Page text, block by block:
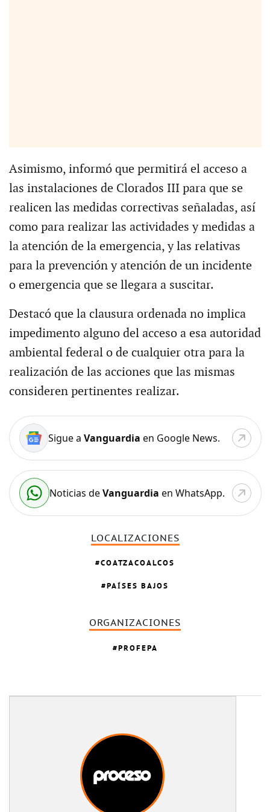
Asimismo, informó que permitirá el acceso a
las instalaciones de Clorados III para que se
realicen las medidas correctivas señaladas, así
como para realizar las actividades y medidas a
la atención de la emergencia, y las relativas
para la prevención y atención de un incidente
o emergencia que se llegara a suscitar.
Destacó que la clausura ordenada no implica
impedimento alguno del acceso a esa autoridad
ambiental federal o de cualquier otra para la
realización de las acciones que las mismas
consideren pertinentes realizar.
Sigue a Vanguardia en Google News.
Noticias deVanguardia en WhatsApp.
LOCALIZACIONES
COATZACOALCOS
PAÍSES BAJOS
ORGANIZACIONES
PROFEPA